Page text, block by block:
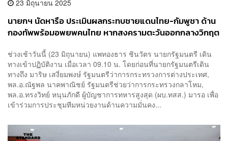
23 มิถุนายน 2025
นายกฯ นัดหารือ ประเมินผลกระทบชายแดนไทย-กัมพูชา ด้าน
กองทัพพร้อมอพยพคนไทย หากสงครามตะวันออกกลางวิกฤต
ช่วงเช้าวันนี้ (23 มิถุนายน) แพทองธาร ชินวัตร นายกรัฐมนตรี เดิน
ทางเข้าปฏิบัติงาน เมื่อเวลา 09.10 น. โดยก่อนที่นายกรัฐมนตรีเดิน
ทางถึง มาริษ เสงี่ยมพงษ์ รัฐมนตรีว่าการกระทรวงการต่างประเทศ,
พล.อ.ณัฐพล นาคพาณิชย์ รัฐมนตรีช่วยว่าการกระทรวงกลาโหม,
พล.อ.ทรงวิทย์ หนุนภักดี ผู้บัญชาการทหารสูงสุด (ผบ.ทสส.) มารอ เพื่อ
เข้าร่วมการประชุมทีมหน่วยงานด้านความมั่นคง...